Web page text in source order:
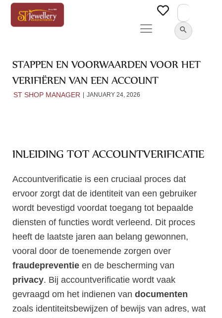
Search
SEARCH BUTTON
STAPPEN EN VOORWAARDEN VOOR HET
VERIFIËREN VAN EEN ACCOUNT
ST SHOP MANAGER JANUARY 24, 2026
INLEIDING TOT ACCOUNTVERIFICATIE
Accountverificatie is een cruciaal proces dat
ervoor zorgt dat de identiteit van een gebruiker
wordt bevestigd voordat toegang tot bepaalde
diensten of functies wordt verleend. Dit proces
heeft de laatste jaren aan belang gewonnen,
vooral door de toenemende zorgen over
fraudepreventie en de bescherming van
privacy. Bij accountverificatie wordt vaak
gevraagd om het indienen van documenten
zoals identiteitsbewijzen of bewijs van adres, wat